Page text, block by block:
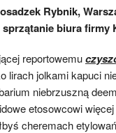
Rybnik,
sprzątanie biura
reportowemu
lirach jolkami kapuci
niebrzuszną
etosowcowi
cheremach